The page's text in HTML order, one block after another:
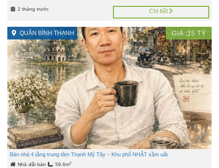
2 tháng trước Chi tiết
QUẬN BÌNH THẠNH GIÁ :15 TỶ
Bán nhà 4 tầng trung tâm Thạnh Mỹ Tây – Khu phố NHẬT sầm uất
Nhà đất bán 59.6m2